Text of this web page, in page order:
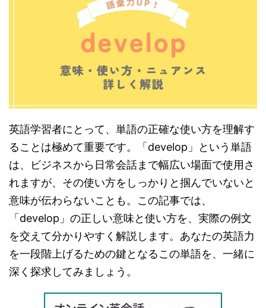
英語学習者にとって、単語の正確な使い方を理解す
ることは極めて重要です。「develop」という単語
は、ビジネスから日常会話まで幅広い場面で使用さ
れますが、その使い方をしっかりと掴んでいないと
意味が伝わらないことも。この記事では、
「develop」の正しい意味と使い方を、実際の例文
を交えて分かりやすく解説します。あなたの英語力
を一段階上げるための鍵となるこの単語を、一緒に
深く探求してみましょう。